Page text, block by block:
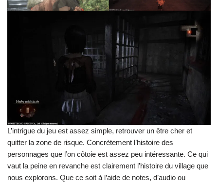
L’intrigue du jeu est assez simple, retrouver un être cher et
quitter la zone de risque. Concrètement l’histoire des
personnages que l’on côtoie est assez peu intéressante. Ce qui
vaut la peine en revanche est clairement l’histoire du village que
nous explorons. Que ce soit à l’aide de notes, d’audio ou